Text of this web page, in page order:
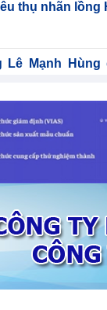
thụ nhãn lồng
Mạnh Hùng
tăng trưởng
chậm